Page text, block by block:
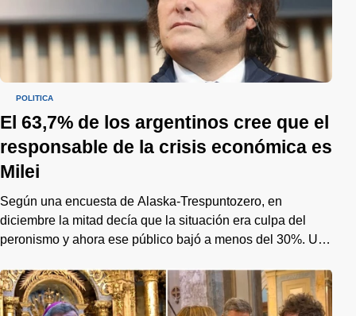
POLÍTICA
El 63,7% de los argentinos cree que el
responsable de la crisis económica es
Milei
Según una encuesta de Alaska-Trespuntozero, en
diciembre la mitad decía que la situación era culpa del
peronismo y ahora ese público bajó a menos del 30%. Un
2027.